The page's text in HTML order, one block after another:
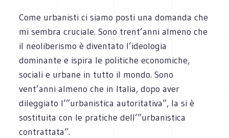
Come urbanisti ci siamo posti una domanda che
mi sembra cruciale. Sono trent’anni almeno che
il neoliberismo è diventato l’ideologia
dominante e ispira le politiche economiche,
sociali e urbane in tutto il mondo. Sono
vent’anni almeno che in Italia, dopo aver
dileggiato l’”urbanistica autoritativa”, la si è
sostituita con le pratiche dell’”urbanistica
contrattata”.